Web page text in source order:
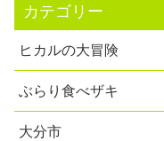
カテゴリー
ヒカルの大冒険
ぶらり食べザキ
大分市